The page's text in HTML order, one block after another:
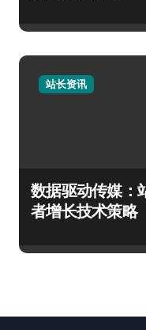
站长资讯
数据驱动传媒：
者增长技术策略